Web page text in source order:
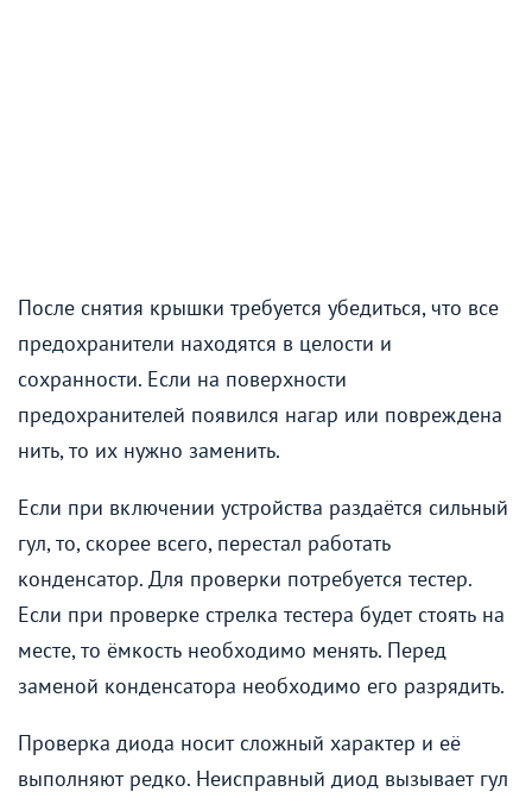
После снятия крышки требуется убедиться, что все
предохранители находятся в целости и
сохранности. Если на поверхности
предохранителей появился нагар или повреждена
нить, то их нужно заменить.
Если при включении устройства раздаётся сильный
гул, то, скорее всего, перестал работать
конденсатор. Для проверки потребуется тестер.
Если при проверке стрелка тестера будет стоять на
месте, то ёмкость необходимо менять. Перед
заменой конденсатора необходимо его разрядить.
Проверка диода носит сложный характер и её
выполняют редко. Неисправный диод вызывает гул